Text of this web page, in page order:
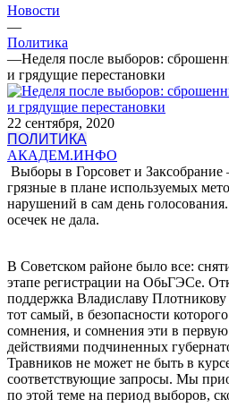
Новости
—
Политика
—Неделя после выборов:
и грядущие перестановки
22 сентября, 2020
ПОЛИТИКА
АКАДЕМ.ИНФО
Выборы в Горсовет и
грязные в плане используемых
нарушений в сам день
осечек не дала.
В Советском районе было все:
этапе регистрации на ОбьГЭСе.
поддержка Владиславу
тот самый, в безопасности
сомнения, и сомнения эти в первую
действиями подчиненных
Травников не может не быть в
соответствующие запросы. Мы
по этой теме на период выборов,